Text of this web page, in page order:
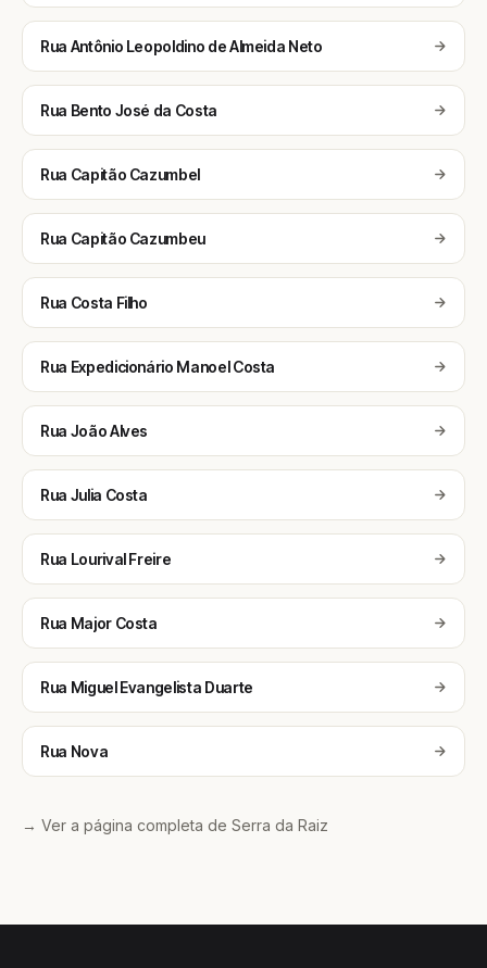
Rua Antônio Leopoldino de Almeida Neto
Rua Bento José da Costa
Rua Capitão Cazumbel
Rua Capitão Cazumbeu
Rua Costa Filho
Rua Expedicionário Manoel Costa
Rua João Alves
Rua Julia Costa
Rua Lourival Freire
Rua Major Costa
Rua Miguel Evangelista Duarte
Rua Nova
→ Ver a página completa de Serra da Raiz